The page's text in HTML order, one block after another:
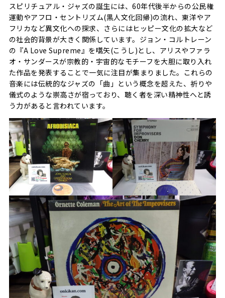
スピリチュアル・ジャズの誕生には、60年代後半からの公民権
運動やアフロ・セントリズム(黒人文化回帰)の流れ、東洋やア
フリカなど異文化への探求、さらにはヒッピー文化の拡大など
の社会的背景が大きく関係しています。ジョン・コルトレーン
の『A Love Supreme』を嚆矢(こうし)とし、アリスやファラ
オ・サンダースが宗教的・宇宙的なモチーフを大胆に取り入れ
た作品を発表することで一気に注目が集まりました。これらの
音楽には伝統的なジャズの「曲」という概念を超えた、祈りや
儀式のような崇高さが宿っており、聴く者を深い精神性へと誘
う力があると言われています。